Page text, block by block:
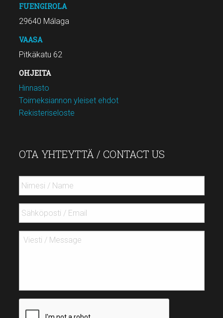
FUENGIROLA
29640 Málaga
VAASA
Pitkäkatu 62
OHJEITA
Hinnasto
Toimeksiannon yleiset ehdot
Rekisteriseloste
OTA YHTEYTTÄ / CONTACT US